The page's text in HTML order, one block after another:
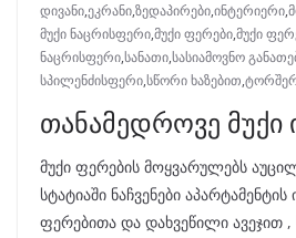
დივანი,ეკრანი,ზედაპირები,ინტერიერი,
მუქი ნაცრისფერი,მუქი ფერები,მუქი
ნაცრისფერი,სანათი,სასიამოვნო
სპილენძისფერი,სწორი ხაზებით,
თანამედროვე მუქი
მუქი ფერების მოყვარულებს
სტატიაში ნაჩვენები
ფერებითა და დახვეწილი ავეჯით